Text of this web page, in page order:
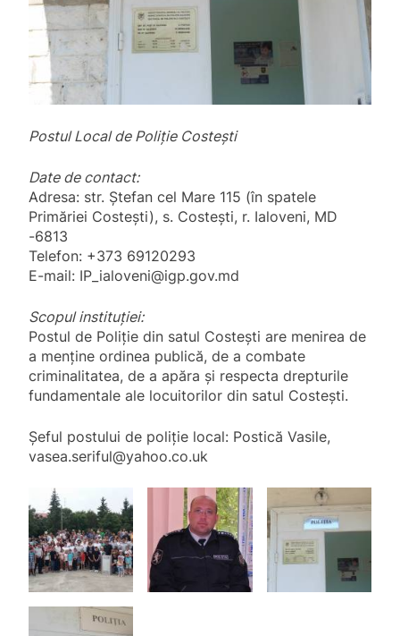
Postul Local de Poliție Costești
Date de contact:
Adresa: str. Ștefan cel Mare 115 (în spatele
Primăriei Costești), s. Costești, r. Ialoveni, MD
-6813
Telefon: +373 69120293
E-mail: IP_ialoveni@igp.gov.md
Scopul instituției:
Postul de Poliție din satul Costești are menirea de
a menține ordinea publică, de a combate
criminalitatea, de a apăra și respecta drepturile
fundamentale ale locuitorilor din satul Costești.
Șeful postului de poliție local: Postică Vasile,
vasea.seriful@yahoo.co.uk